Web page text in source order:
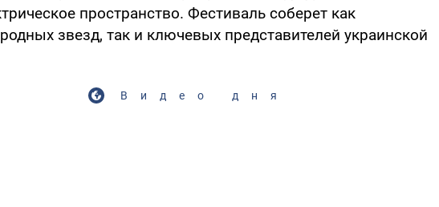
пространство. Фестиваль соберет как
звезд, так и ключевых представителей украинской
Видео дня